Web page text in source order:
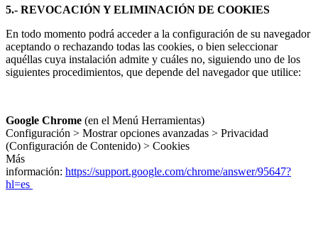
5.- REVOCACIÓN Y ELIMINACIÓN DE COOKIES
En todo momento podrá acceder a la configuración de su navegador
aceptando o rechazando todas las cookies, o bien seleccionar
aquéllas cuya instalación admite y cuáles no, siguiendo uno de los
siguientes procedimientos, que depende del navegador que utilice:
Google Chrome (en el Menú Herramientas)
Configuración > Mostrar opciones avanzadas > Privacidad
(Configuración de Contenido) > Cookies
Más
información: https://support.google.com/chrome/answer/95647?
hl=es